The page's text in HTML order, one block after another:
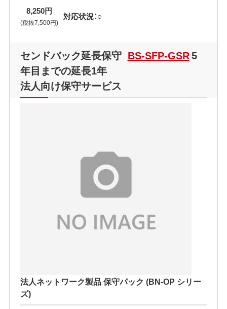
8,250円
(税抜7,500円)
対応状況：○
センドバック延長保守 BS-SFP-GSR5
年目までの延長1年
法人向け保守サービス
法人ネットワーク製品 保守パック (BN-OP シリー
ズ)